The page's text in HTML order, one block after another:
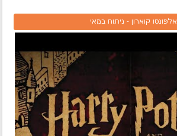
אלפונסו קוארון - ניתוח במאי